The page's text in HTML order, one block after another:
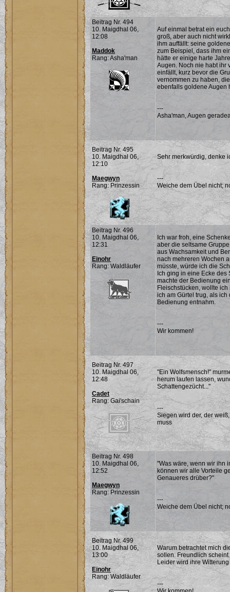
Beitrag Nr. 494
10. Maigdhal 06,
12:08
Maddok
Rang: Asha'man
Auf einmal betrat ein
groß, aber auch nicht
ihm auffällt: seine
zum Beispiel, dass ihm
hätte er einige harte
Augen. Noch nie habt ihr
einfällt, kurz bevor die
vernommen zu haben,
ebenfalls goldene Augen
---
Asha'man, Augen
Beitrag Nr. 495
10. Maigdhal 06,
12:10
Maegwyn
Rang: Prinzessin
Sehr merkwürdig, denke
---
Weiche dem Übel nicht;
Beitrag Nr. 496
10. Maigdhal 06,
12:31
Einohr
Rang: Waldläufer
Ich war froh, eine
aber die seltsame
aus Wachsamkeit und
nach mehreren Wochen
müsste, würde ich die
Ich ging in eine Ecke
machte der Bedienung
Fleischstücken, wollte
ich am Gürtel trug, als
Bedienung entnahm.
---
Wir kommen!
Beitrag Nr. 497
10. Maigdhal 06,
12:48
Cadet
Rang: Gai'schain
"Ein Wolfsmensch!"
herum laufen lassen,
Schattengezücht..."
---
Siegen wird der, der
muss
Beitrag Nr. 498
10. Maigdhal 06,
12:52
Maegwyn
Rang: Prinzessin
"Was wäre, wenn wir ihn
können wir alle Vorteile
Genaueres drüber?"
---
Weiche dem Übel nicht;
Beitrag Nr. 499
10. Maigdhal 06,
13:00
Einohr
Rang: Waldläufer
Warum betrachtet mich
sollen. Freundlich
Leider wird ihre
---